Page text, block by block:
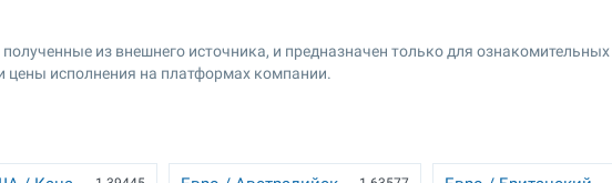
из внешнего источника, и предназначен только для
цены исполнения на платформах компании.